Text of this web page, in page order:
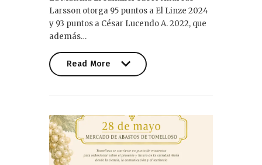
Larsson otorga 95 puntos a El Linze 2024
y 93 puntos a César Lucendo A. 2022, que
además…
Read More